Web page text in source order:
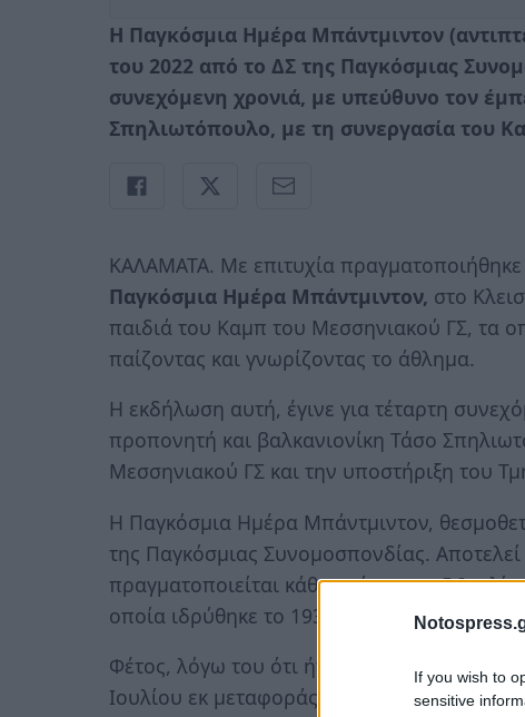
If you wish to
sensitive
Η Παγκόσμια Ημέρα Μπάντμιντον
του 2022 από το ΔΣ της Παγκόσμιας
συνεχόμενη χρονιά, με υπεύθυνο τον
Σπηλιωτόπουλο, με τη συνεργασία του
ΚΑΛΑΜΑΤΑ. Με επιτυχία
Παγκόσμια Ημέρα Μπάντμιντον, στο
παιδιά του Καμπ του Μεσσηνιακού ΓΣ, τα
παίζοντας και γνωρίζοντας το άθλημα.
Η εκδήλωση αυτή, έγινε για τέταρτη
προπονητή και βαλκανιονίκη Τάσο
Μεσσηνιακού ΓΣ και την υποστήριξη του
Η Παγκόσμια Ημέρα Μπάντμιντον,
της Παγκόσμιας Συνομοσπονδίας.
πραγματοποιείται κάθε χρόνο στις 5
οποία ιδρύθηκε το 1934.
Φέτος, λόγω του ότι ήταν Σάββατο η μέρα
Ιουλίου εκ μεταφοράς.